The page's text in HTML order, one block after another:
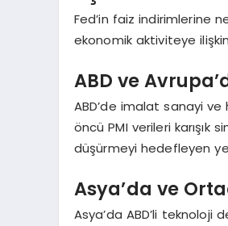
Fed’in faiz indirimlerine
ekonomik aktiviteye
ABD ve
ABD’de imalat sanayi
öncü PMI verileri karışık
düşürmeyi hedefleyen
Asya’da ve
Asya’da ABD’li teknoloji